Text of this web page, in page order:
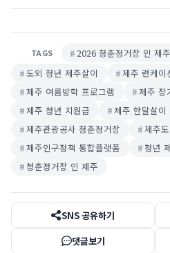
TAGS
2026 청춘정거장 인 제
도외 청년 제주살이
제주 런케이
제주 여름방학 프로그램
제주 장
제주 청년 지원금
제주 한달살이
제주관광공사 청춘정거장
제주
제주인구정책 통합플랫폼
청년
청춘정거장 인 제주
SNS 공유하기
댓글보기